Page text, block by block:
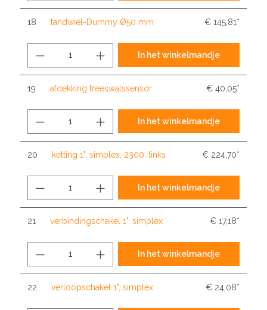
18 tandwiel-Dummy Ø50 mm € 145,81*
In het winkelmandje
19 afdekking freeswalssensor € 40,05*
In het winkelmandje
20 ketting 1", simplex, 2300, links € 224,70*
In het winkelmandje
21 verbindingschakel 1", simplex € 17,18*
In het winkelmandje
22 verloopschakel 1", simplex € 24,08*